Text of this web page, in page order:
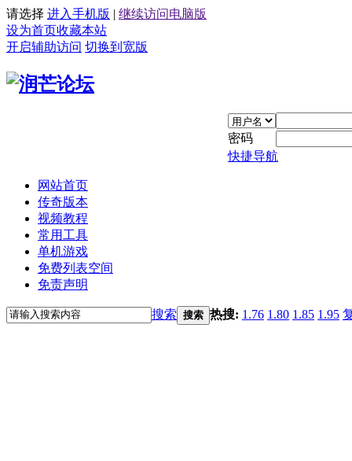
请选择 进入手机版 | 继续访问电脑版
设为首页收藏本站
开启辅助访问 切换到宽版
密码
快捷导航
网站首页
传奇版本
视频教程
常用工具
单机游戏
免费列表空间
免责声明
搜索 搜索 热搜: 1.76 1.80 1.85 1.95